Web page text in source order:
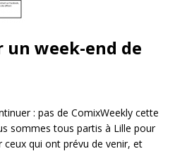
un week-end de
: pas de ComixWeekly cette
sommes tous partis à Lille pour
ceux qui ont prévu de venir, et